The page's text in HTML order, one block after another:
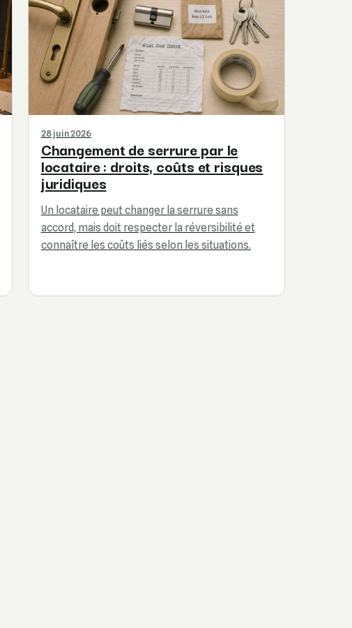
Changement de serrure par le
locataire : droits, coûts et risques
juridiques
28 juin 2026
Un locataire peut changer la serrure sans
accord, mais doit respecter la réversibilité et
connaître les coûts liés selon les situations.